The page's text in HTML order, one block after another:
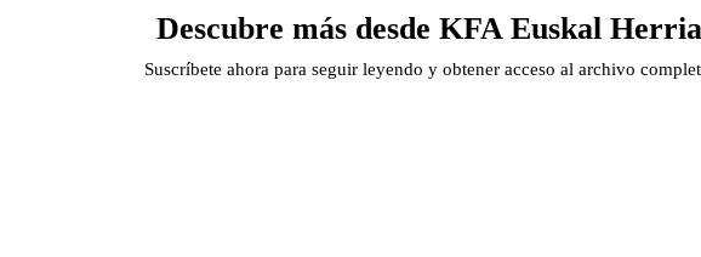
Descubre más desde KFA Euskal Herria
Suscríbete ahora para seguir leyendo y obtener acceso al archivo